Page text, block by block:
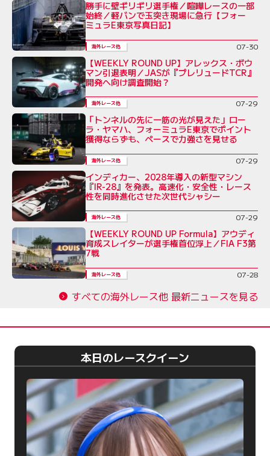
勝手に壁ギリギリ選手権／喧嘩レースの一部
始終／軽バンで玉突き現場に急行【フォー
ミュラE東京写真日記】
海外レース他 07-30
【WEEKLY ROUND UP】アレックス・ボウ
マン引退表明／JASが『プレリュードTCR』
開発へ向け調査開始？
海外レース他 07-29
「トンネルの先に一筋の光が見えた」ロー
ラ・ヤマハ、フォーミュラE東京でポイント
獲得ならずも、ペースで力強さを見せる
海外レース他 07-29
インディカー、2028年導入の新型マシン
『IR-28』を発表。高速化・安全性・レース
性を同時進化させた次世代シャシー
海外レース他 07-29
【WEEKLY ROUND UP Formula】アウディ
育成スレイターが選手権首位浮上／FIA F3第
7戦
海外レース他 07-28
すべての海外レース他 最新ニュースを見る
本日のレースクイーン